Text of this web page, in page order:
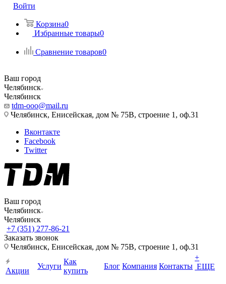
Войти
Корзина0
Избранные товары0
Сравнение товаров0
Ваш город
Челябинск
Челябинск
tdm-ooo@mail.ru
Челябинск, Енисейская, дом № 75В, строение 1, оф.31
Вконтакте
Facebook
Twitter
Ваш город
Челябинск
Челябинск
+7 (351) 277-86-21
Заказать звонок
Челябинск, Енисейская, дом № 75В, строение 1, оф.31
Акции
Услуги
Как
купить
Блог Компания Контакты
+
ЕЩЕ